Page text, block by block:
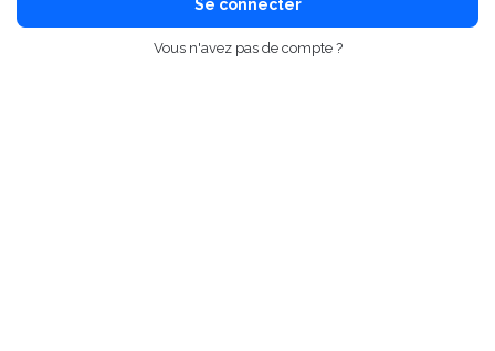
Se connecter
Vous n'avez pas de compte ?